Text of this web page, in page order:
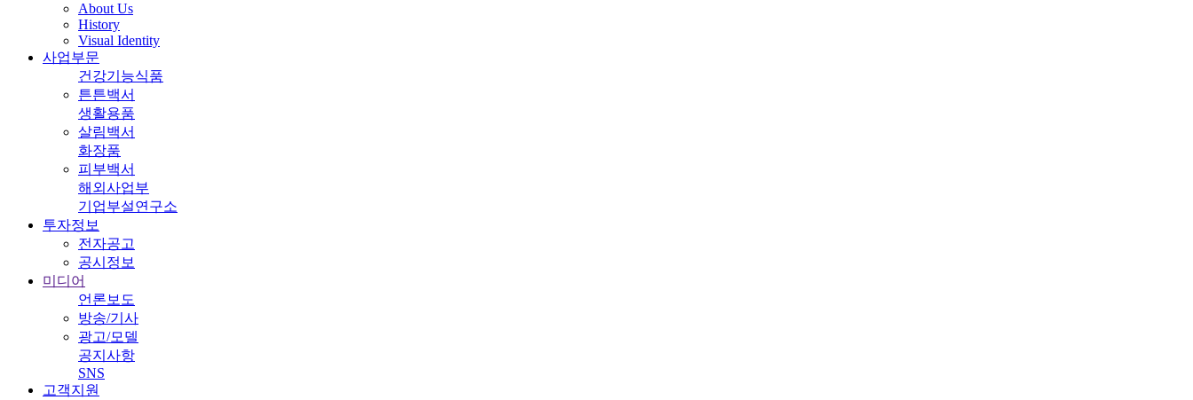
About Us
History
Visual Identity
사업부문
건강기능식품
튼튼백서
생활용품
살림백서
화장품
피부백서
해외사업부
기업부설연구소
투자정보
전자공고
공시정보
미디어
언론보도
방송/기사
광고/모델
공지사항
SNS
고객지원